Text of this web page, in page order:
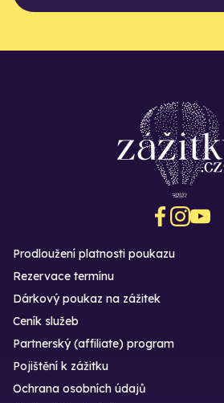
Prodloužení platnosti poukazu
Rezervace termínu
Dárkový poukaz na zážitek
Ceník služeb
Partnerský (affiliate) program
Pojištění k zážitku
Ochrana osobních údajů